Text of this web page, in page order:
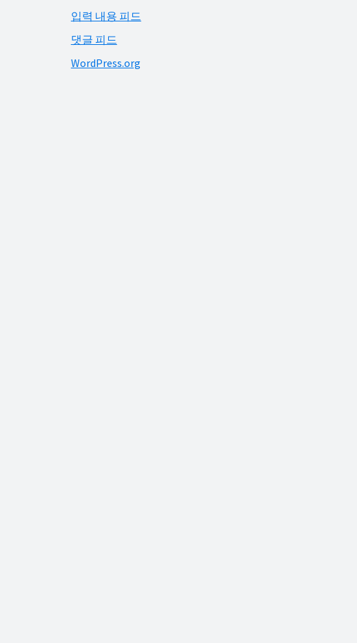
입력 내용 피드
댓글 피드
WordPress.org